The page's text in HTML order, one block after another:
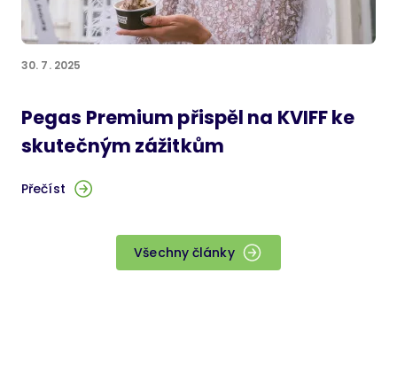
30. 7. 2025
Pegas Premium přispěl na KVIFF ke
skutečným zážitkům
Přečíst
Všechny články